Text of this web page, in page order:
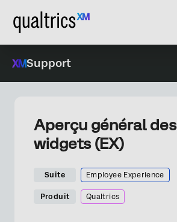
Support
Aperçu général des
widgets (EX)
Suite Employee Experience
Produit Qualtrics